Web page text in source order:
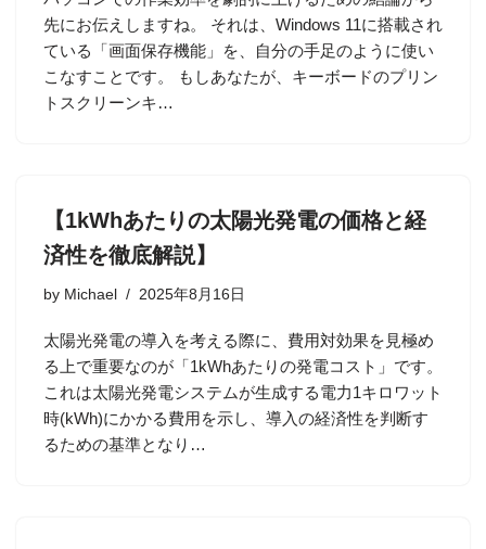
先にお伝えしますね。 それは、Windows 11に搭載され
ている「画面保存機能」を、自分の手足のように使い
こなすことです。 もしあなたが、キーボードのプリン
トスクリーンキ…
【1kWhあたりの太陽光発電の価格と経
済性を徹底解説】
by Michael 2025年8月16日
太陽光発電の導入を考える際に、費用対効果を見極め
る上で重要なのが「1kWhあたりの発電コスト」です。
これは太陽光発電システムが生成する電力1キロワット
時(kWh)にかかる費用を示し、導入の経済性を判断す
るための基準となり…